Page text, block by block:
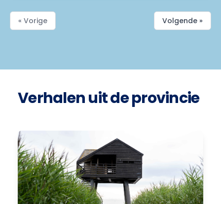
« Vorige Volgende »
Verhalen uit de provincie